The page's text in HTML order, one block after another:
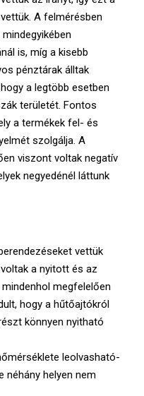
A felmérésben
is, míg a kisebb
pénztárak álltak
a legtöbb esetben
területét. Fontos
a termékek fel- és
szolgálja. A
viszont voltak negatív
negyedénél láttunk
vettük
a nyitott és az
megfelelően
hogy a hűtőajtókról
könnyen nyitható
leolvasható-
néhány helyen nem